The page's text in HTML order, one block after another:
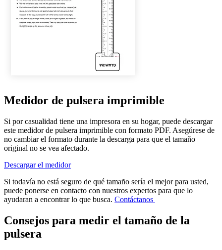
Medidor de pulsera imprimible
Si por casualidad tiene una impresora en su hogar, puede descargar
este medidor de pulsera imprimible con formato PDF. Asegúrese de
no cambiar el formato durante la descarga para que el tamaño
original no se vea afectado.
Descargar el medidor
Si todavía no está seguro de qué tamaño sería el mejor para usted,
puede ponerse en contacto con nuestros expertos para que lo
ayudaran a encontrar lo que busca. Contáctanos
Consejos para medir el tamaño de la
pulsera